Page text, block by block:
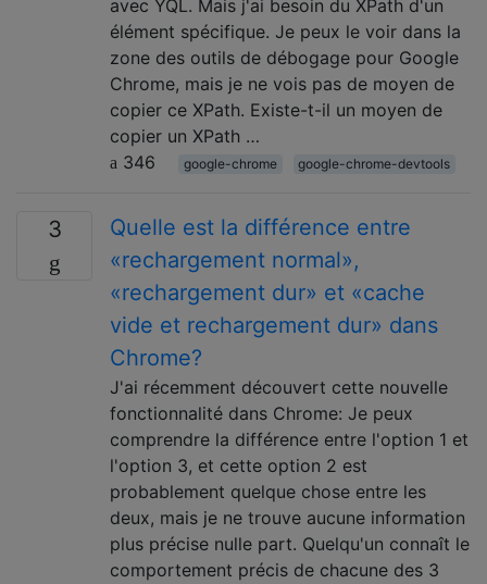
avec YQL. Mais j'ai besoin du XPath d'un
élément spécifique. Je peux le voir dans la
zone des outils de débogage pour Google
Chrome, mais je ne vois pas de moyen de
copier ce XPath. Existe-t-il un moyen de
copier un XPath …
346
google-chrome google-chrome-devtools
3
Quelle est la différence entre
«rechargement normal»,
«rechargement dur» et «cache
vide et rechargement dur» dans
Chrome?
J'ai récemment découvert cette nouvelle
fonctionnalité dans Chrome: Je peux
comprendre la différence entre l'option 1 et
l'option 3, et cette option 2 est
probablement quelque chose entre les
deux, mais je ne trouve aucune information
plus précise nulle part. Quelqu'un connaît le
comportement précis de chacune des 3